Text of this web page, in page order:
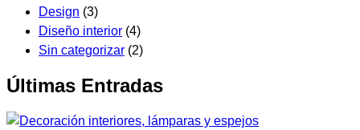
Design (3)
Diseño interior (4)
Sin categorizar (2)
Últimas Entradas